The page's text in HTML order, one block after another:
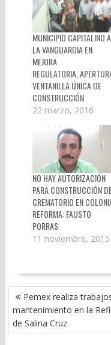
MUNICIPIO CAPITALINO A
LA VANGUARDIA EN
MEJORA
REGULATORIA,
VENTANILLA ÚNICA DE
CONSTRUCCIÓN
22 marzo, 2016
NO HAY AUTORIZACIÓN
PARA CONSTRUCCIÓN
CREMATORIO EN
REFORMA: FAUSTO
PORRAS
11 noviembre, 2015
NAVEGACIÓN
DE
ENTRADAS
Pemex realiza
mantenimiento en la
de Salina Cruz